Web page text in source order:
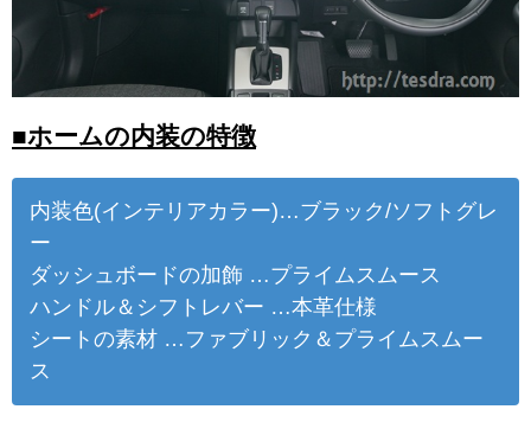
■ホームの内装の特徴
内装色(インテリアカラー)…ブラック/ソフトグレ
ー
ダッシュボードの加飾 …プライムスムース
ハンドル＆シフトレバー …本革仕様
シートの素材 …ファブリック＆プライムスムー
ス